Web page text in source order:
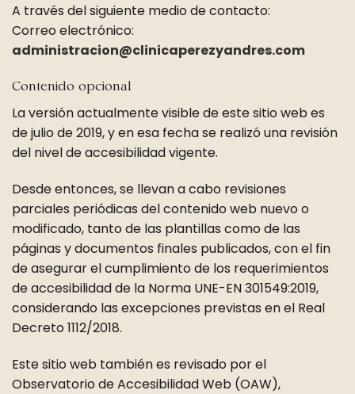
A través del siguiente medio de contacto:
Correo electrónico:
administracion@clinicaperezyandres.com
Contenido opcional
La versión actualmente visible de este sitio web es
de julio de 2019, y en esa fecha se realizó una revisión
del nivel de accesibilidad vigente.
Desde entonces, se llevan a cabo revisiones
parciales periódicas del contenido web nuevo o
modificado, tanto de las plantillas como de las
páginas y documentos finales publicados, con el fin
de asegurar el cumplimiento de los requerimientos
de accesibilidad de la Norma UNE-EN 301549:2019,
considerando las excepciones previstas en el Real
Decreto 1112/2018.
Este sitio web también es revisado por el
Observatorio de Accesibilidad Web (OAW),